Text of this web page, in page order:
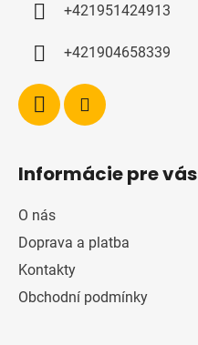
+421951424913
+421904658339
Informácie pre vás
O nás
Doprava a platba
Kontakty
Obchodní podmínky